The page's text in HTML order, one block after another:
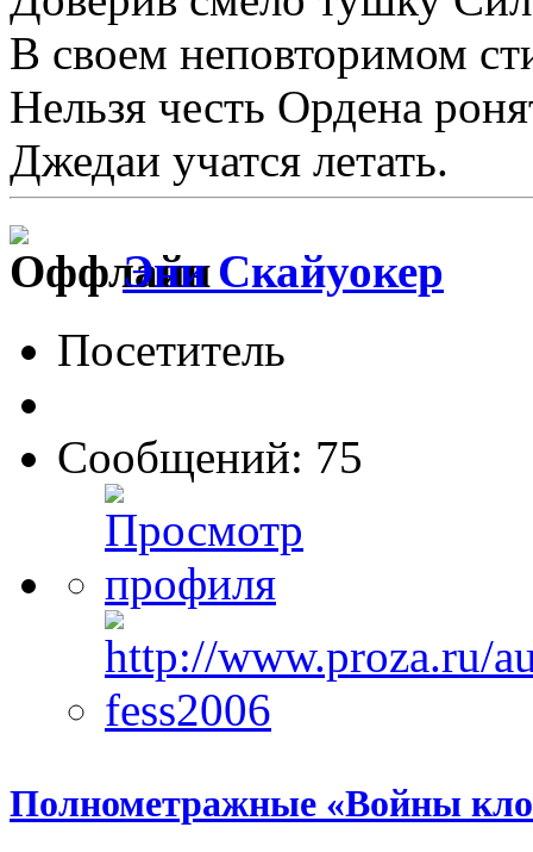
В своем неповторимом
Нельзя честь Ордена
Джедаи учатся летать.
Эни Скайуокер
Посетитель
Сообщений: 75
Полнометражные «Войны